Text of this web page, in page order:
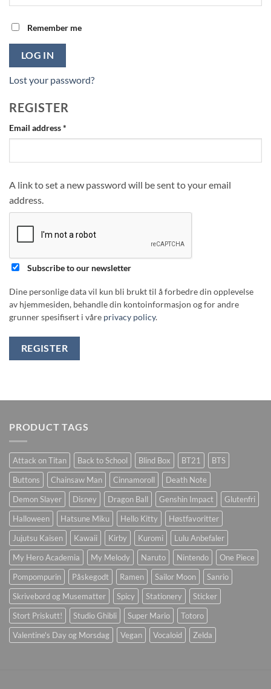
Remember me
LOG IN
Lost your password?
REGISTER
Email address*
A link to set a new password will be sent to your email
address.
Subscribe to our newsletter
Dine personlige data vil kun bli brukt til å forbedre din opplevelse
av hjemmesiden, behandle din kontoinformasjon og for andre
grunner spesifisert i våre privacy policy.
REGISTER
PRODUCT TAGS
Attack on Titan Back to School Blind Box BT21
BTS
Buttons
Chainsaw Man Cinnamoroll
Death Note
Demon Slayer
Disney Dragon Ball Genshin Impact
Glutenfri
Halloween
Hatsune Miku Hello Kitty
Høstfavoritter
Jujutsu Kaisen
Kawaii Kirby Kuromi
Lulu Anbefaler
My Hero Academia
My Melody Naruto Nintendo
One Piece
Pompompurin
Påskegodt Ramen Sailor Moon
Sanrio
Skrivebord og Musematter
Spicy Stationery
Sticker
Stort Priskutt!
Studio Ghibli Super Mario
Totoro
Valentine's Day og Morsdag
Vegan Vocaloid Zelda